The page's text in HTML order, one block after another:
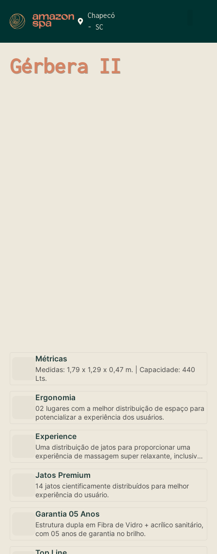
Chapecó
- SC
Gérbera II
Métricas
Medidas: 1,79 x 1,29 x 0,47 m. | Capacidade: 440
Lts.
Ergonomia
02 lugares com a melhor distribuição de espaço para
potencializar a experiência dos usuários.
Experience
Uma distribuição de jatos para proporcionar uma
experiência de massagem super relaxante, inclusive
bem como a mais robusta motobomba do mercado –
uma exclusividade Amazon Spa focada em seu bem-
estar.
Jatos Premium
14 jatos cientificamente distribuídos para melhor
experiência do usuário.
Garantia 05 Anos
Estrutura dupla em Fibra de Vidro + acrílico sanitário,
com 05 anos de garantia no brilho.